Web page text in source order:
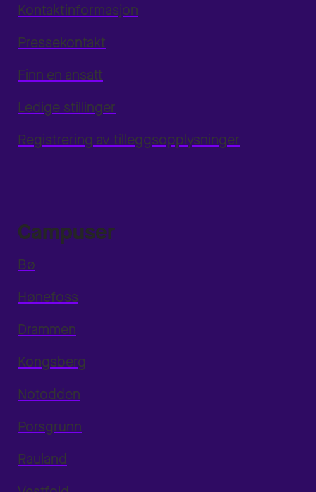
Kontaktinformasjon
Pressekontakt
Finn en ansatt
Ledige stillinger
Registrering av tilleggsopplysninger
Campuser
Bø
Hønefoss
Drammen
Kongsberg
Notodden
Porsgrunn
Rauland